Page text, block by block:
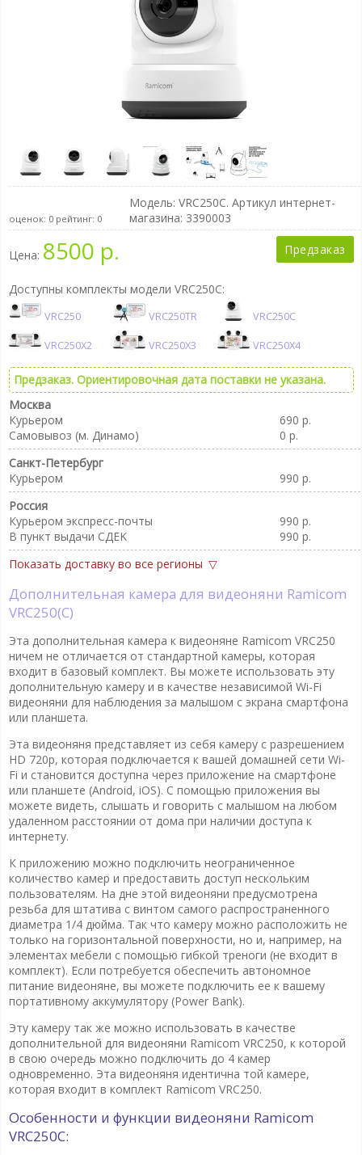
оценок: 0рейтинг: 0
Модель: VRC250C. Артикул интернет-
магазина: 3390003
Цена: 8500 р. Предзаказ
Доступны комплекты модели VRC250C:
VRC250 VRC250TR VRC250C
VRC250X2 VRC250X3 VRC250X4
Предзаказ. Ориентировочная дата поставки не указана.
Москва
Курьером
690 р.
Самовывоз (м. Динамо)
0 р.
Санкт-Петербург
Курьером
990 р.
Россия
Курьером экспресс-почты
990 р.
В пункт выдачи CДEK
990 р.
Показать доставку во все регионы
Дополнительная камера для видеоняни Ramicom
VRC250(C)
Эта дополнительная камера к видеоняне Ramicom VRC250
ничем не отличается от стандартной камеры, которая
входит в базовый комплект. Вы можете использовать эту
дополнительную камеру и в качестве независимой Wi-Fi
видеоняни для наблюдения за малышом с экрана смартфона
или планшета.
Эта видеоняня представляет из себя камеру с разрешением
HD 720p, которая подключается к вашей домашней сети Wi-
Fi и становится доступна через приложение на смартфоне
или планшете (Android, iOS). С помощью приложения вы
можете видеть, слышать и говорить с малышом на любом
удаленном расстоянии от дома при наличии доступа к
интернету.
К приложению можно подключить неограниченное
количество камер и предоставить доступ нескольким
пользователям. На дне этой видеоняни предусмотрена
резьба для штатива с винтом самого распространенного
диаметра 1/4 дюйма. Так что камеру можно расположить не
только на горизонтальной поверхности, но и, например, на
элементах мебели с помощью гибкой треноги (не входит в
комплект). Если потребуется обеспечить автономное
питание видеоняне, вы можете подключить ее к вашему
портативному аккумулятору (Power Bank).
Эту камеру так же можно использовать в качестве
дополнительной для видеоняни Ramicom VRC250, к которой
в свою очередь можно подключить до 4 камер
одновременно. Эта видеоняня идентична той камере,
которая входит в комплект Ramicom VRC250.
Особенности и функции видеоняни Ramicom
VRC250C: